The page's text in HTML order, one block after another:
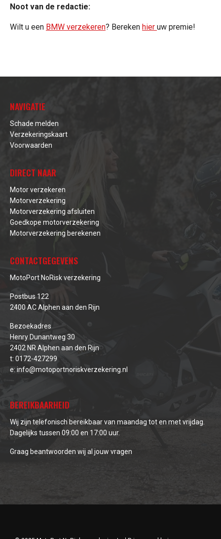
Noot van de redactie:
Wilt u een BMW verzekeren? Bereken hier uw premie!
NAVIGATIE
Schade melden
Verzekeringskaart
Voorwaarden
DIRECT NAAR
Motor verzekeren
Motorverzekering
Motorverzekering afsluiten
Goedkope motorverzekering
Motorverzekering berekenen
CONTACTGEGEVENS
MotoPort NoRisk verzekering
Postbus 122
2400 AC Alphen aan den Rijn
Bezoekadres
Henry Dunantweg 30
2402 NR Alphen aan den Rijn
t: 0172-427299
e: info@motoportnoriskverzekering.nl
BEREIKBAARHEID
Wij zijn telefonisch bereikbaar van maandag tot en met vrijdag.
Dagelijks tussen 09:00 en 17:00 uur.
Graag beantwoorden wij al jouw vragen